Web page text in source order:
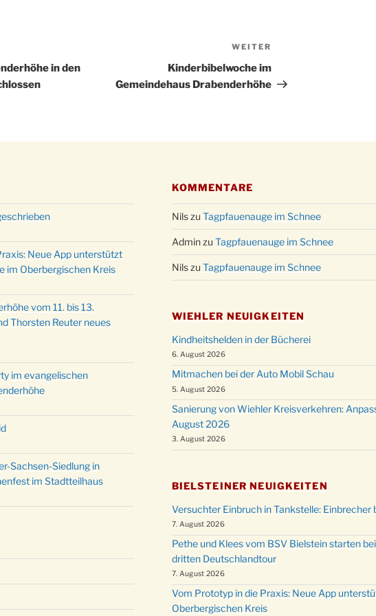
in den
Beitrag
WEITER
Kinderbibelwoche im
Gemeindehaus Drabenderhöhe
Neue App unterstützt
im Oberbergischen Kreis
vom 11. bis 13.
Thorsten Reuter neues
im evangelischen
Sachsen-Siedlung in
im Stadtteilhaus
KOMMENTARE
Nilszu Tagpfauenauge im Schnee
Adminzu Tagpfauenauge im Schnee
Nilszu Tagpfauenauge im Schnee
WIEHLER NEUIGKEITEN
Kindheitshelden in der Bücherei
6. August 2026
Mitmachen bei der Auto Mobil Schau
5. August 2026
Sanierung von Wiehler Kreisverkehren:
August 2026
3. August 2026
BIELSTEINER NEUIGKEITEN
Versuchter Einbruch in Tankstelle:
7. August 2026
Pethe und Klees vom BSV Bielstein starten
dritten Deutschlandtour
7. August 2026
Vom Prototyp in die Praxis: Neue App
Oberbergischen Kreis